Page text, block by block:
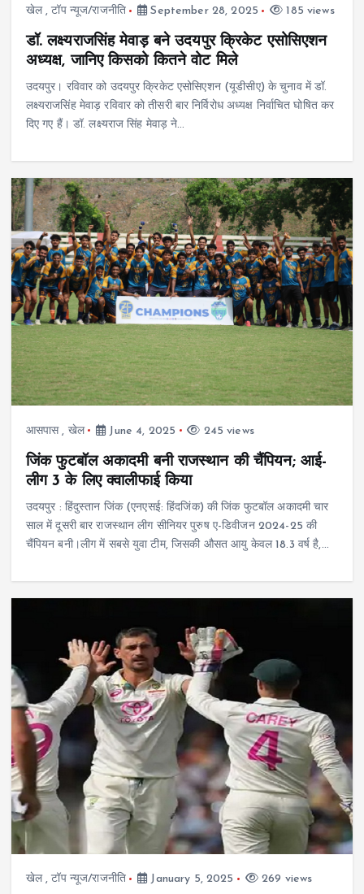
खेल,टॉप न्यूज/राजनीति September 28, 2025 185 views
डॉ. लक्ष्यराजसिंह मेवाड़ बने उदयपुर क्रिकेट एसोसिएशन
अध्यक्ष, जानिए किसको कितने वोट मिले
उदयपुर। रविवार को उदयपुर क्रिकेट एसोसिएशन (यूडीसीए) के चुनाव में डॉ.
लक्ष्यराजसिंह मेवाड़ रविवार को तीसरी बार निर्विरोध अध्यक्ष निर्वाचित घोषित कर
दिए गए हैं। डॉ. लक्ष्यराज सिंह मेवाड़ ने…
आसपास, खेल June 4, 2025 245 views
जिंक फुटबॉल अकादमी बनी राजस्थान की चैंपियन; आई-
लीग 3 के लिए क्वालीफाई किया
उदयपुर : हिंदुस्तान जिंक (एनएसई: हिंदजिंक) की जिंक फुटबॉल अकादमी चार
साल में दूसरी बार राजस्थान लीग सीनियर पुरुष ए-डिवीजन 2024-25 की
चैंपियन बनी।लीग में सबसे युवा टीम, जिसकी औसत आयु केवल 18.3 वर्ष है,…
खेल,टॉप न्यूज/राजनीति January 5, 2025 269 views